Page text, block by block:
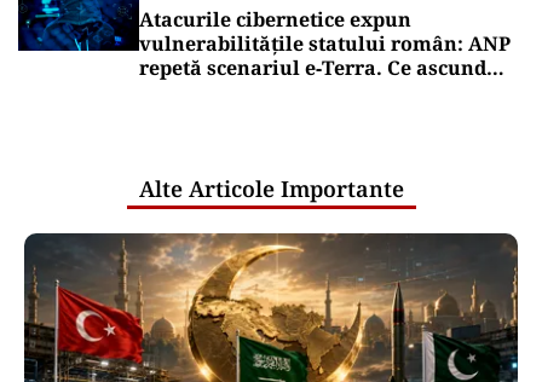
Atacurile cibernetice expun
vulnerabilitățile statului român: ANP
repetă scenariul e‑Terra. Ce ascund
Alte Articole Importante